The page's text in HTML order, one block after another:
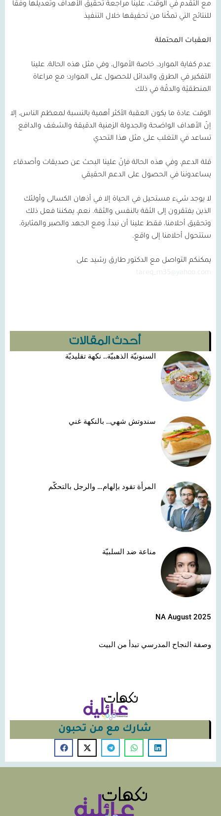
أحدث المقالات
السنونيّة الذهبيّة.. نكهة تقليديّة
سندوتش شهي.. بالنكهة غني
المرأة تقود بإلهام… والرجل بالتحكّم
مناعة ضد السلبيّة
NA August 2025
وصفة النجاح المدرسي تبدأ من البيت
شارك مع من تحبون
مع التقدم في الوقت، علينا مراجعة تحقيق الأهداف وتعديلها وفقًا
للنتائج التي تمكّنا من تحقيقها خلال التنفيذ
العقبات المحتملة
عدم كفاية الموارد، خاصة الأموال، وفي مثل هذه الحالة، علينا
التفكير في الطرق والبدائل للحصول على الموارد؛ مع مراعاة
المنطقيّة والدقّة في ذلك
الوقت عادة ما يكون العقبة الأكثر أهمية بالنسبة لمعظم الناس، إلا
إنّ الأهداف الواضحة والجدولة الزمنية الدقيقة والشغف والدافع
تساعد في التغلب على مثل هذا التحدي
قلة الدعم، وفي هذه الحالة فإنّ علينا البحث عن صديقات وأصدقاء
يساعدوننا في الحصول على الدعم الحقيقي
لا يوجد شيء مستحيل في الحياة إلا في أذهان الكسالى وأولئك
الذين يفتقرون إلى الثقة بالنفس والثقة. نعم، يمكننا فعل ذلك
وتحقيق أحلامنا، فقط علينا أن نبدأ، ومع الجهد والصبر والمثابرة،
ستتحول أحلامنا إلى واقع.
يمكنكم التواصل مع الدكتور طارق رشيد على
tareq_m35@yahoo.com